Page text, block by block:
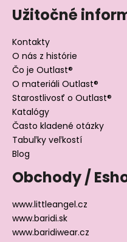
Užitočné
Kontakty
O nás z histórie
Čo je Outlast®
O materiáli Outlast®
Starostlivosť o Outlast®
Katalógy
Často kladené otázky
Tabuľky veľkostí
Blog
Obchody /
www.littleangel.cz
www.baridi.sk
www.baridiwear.cz